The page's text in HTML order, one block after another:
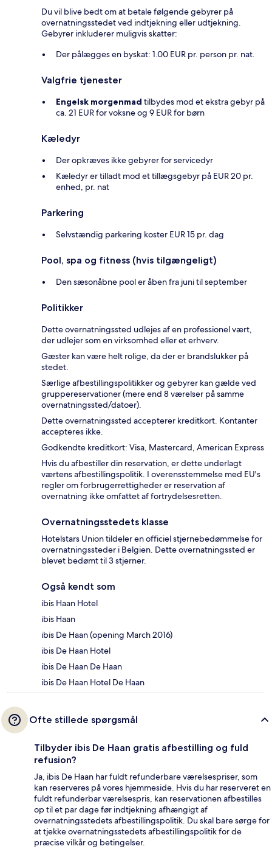
Du vil blive bedt om at betale følgende gebyrer på
overnatningsstedet ved indtjekning eller udtjekning.
Gebyrer inkluderer muligvis skatter:
Der pålægges en byskat: 1.00 EUR pr. person pr. nat.
Valgfrie tjenester
Engelsk morgenmad tilbydes mod et ekstra gebyr på
ca. 21 EUR for voksne og 9 EUR for børn
Kæledyr
Der opkræves ikke gebyrer for servicedyr
Kæledyr er tilladt mod et tillægsgebyr på EUR 20 pr.
enhed, pr. nat
Parkering
Selvstændig parkering koster EUR 15 pr. dag
Pool, spa og fitness (hvis tilgængeligt)
Den sæsonåbne pool er åben fra juni til september
Politikker
Dette overnatningssted udlejes af en professionel vært,
der udlejer som en virksomhed eller et erhverv.
Gæster kan være helt rolige, da der er brandslukker på
stedet.
Særlige afbestillingspolitikker og gebyrer kan gælde ved
gruppereservationer (mere end 8 værelser på samme
overnatningssted/datoer).
Dette overnatningssted accepterer kreditkort. Kontanter
accepteres ikke.
Godkendte kreditkort: Visa, Mastercard, American Express
Hvis du afbestiller din reservation, er dette underlagt
værtens afbestillingspolitik. I overensstemmelse med EU's
regler om forbrugerrettigheder er reservation af
overnatning ikke omfattet af fortrydelsesretten.
Overnatningsstedets klasse
Hotelstars Union tildeler en officiel stjernebedømmelse for
overnatningssteder i Belgien. Dette overnatningssted er
blevet bedømt til 3 stjerner.
Også kendt som
ibis Haan Hotel
ibis Haan
ibis De Haan (opening March 2016)
ibis De Haan Hotel
ibis De Haan De Haan
ibis De Haan Hotel De Haan
Ofte stillede spørgsmål
Tilbyder ibis De Haan gratis afbestilling og fuld
refusion?
Ja, ibis De Haan har fuldt refunderbare værelsespriser, som
kan reserveres på vores hjemmeside. Hvis du har reserveret en
fuldt refunderbar værelsespris, kan reservationen afbestilles
op til et par dage før indtjekning afhængigt af
overnatningsstedets afbestillingspolitik. Du skal bare sørge for
at tjekke overnatningsstedets afbestillingspolitik for de
præcise vilkår og betingelser.